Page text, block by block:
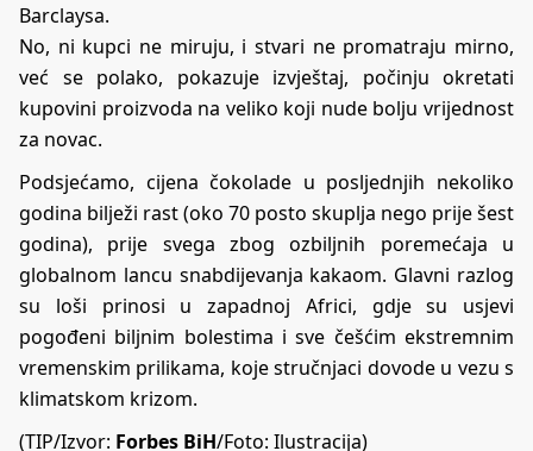
Barclaysa.
No, ni kupci ne miruju, i stvari ne promatraju mirno,
već se polako, pokazuje izvještaj, počinju okretati
kupovini proizvoda na veliko koji nude bolju vrijednost
za novac.
Podsjećamo, cijena čokolade u posljednjih nekoliko
godina bilježi rast (oko 70 posto skuplja nego prije šest
godina), prije svega zbog ozbiljnih poremećaja u
globalnom lancu snabdijevanja kakaom. Glavni razlog
su loši prinosi u zapadnoj Africi, gdje su usjevi
pogođeni biljnim bolestima i sve češćim ekstremnim
vremenskim prilikama, koje stručnjaci dovode u vezu s
klimatskom krizom.
(TIP/Izvor: Forbes BiH/Foto: Ilustracija)